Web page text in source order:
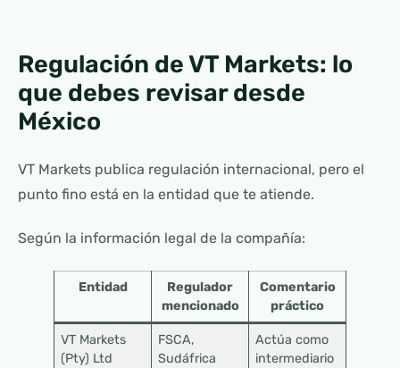
Regulación de VT Markets: lo
que debes revisar desde
México
VT Markets publica regulación internacional, pero el
punto fino está en la entidad que te atiende.
Según la información legal de la compañía:
Entidad
Regulador
mencionado
Comentario
práctico
VT Markets
(Pty) Ltd
FSCA,
Sudáfrica
Actúa como
intermediario